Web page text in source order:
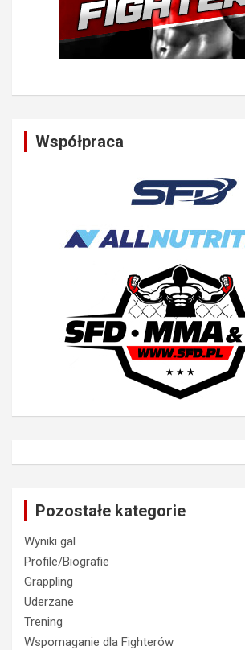
Współpraca
Pozostałe kategorie
Wyniki gal
Profile/Biografie
Grappling
Uderzane
Trening
Wspomaganie dla Fighterów